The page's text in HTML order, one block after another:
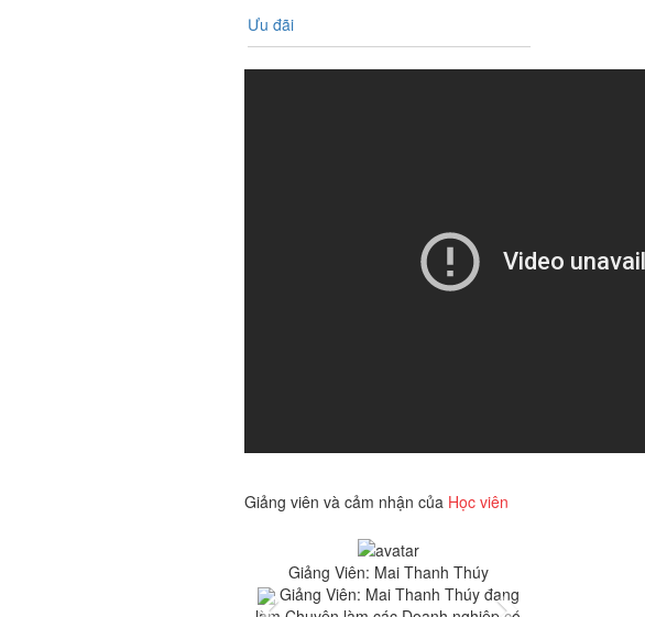
Ưu đãi
Giảng viên và cảm nhận của Học viên
Giảng Viên: Mai Thanh Thúy
Giảng Viên: Mai Thanh Thúy đang